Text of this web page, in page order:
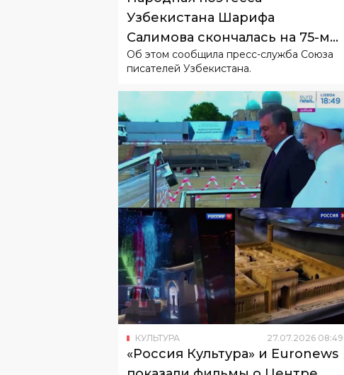
писателей Узбекистана.
КУЛЬТУРА 27.07.2026 08:49
«Россия Культура» и Euronews
показали фильмы о Центре
исламской цивилизации в
Узбекистане
Фильмы рассказывают о реализации